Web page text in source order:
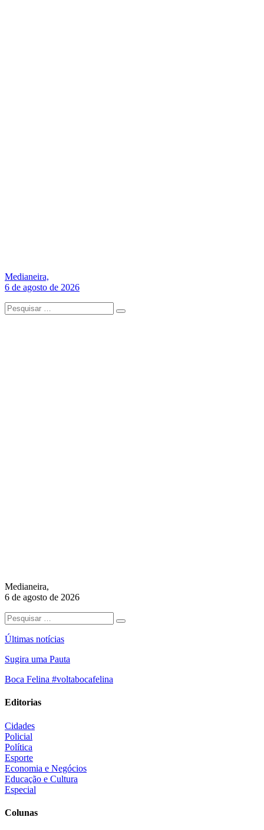
Medianeira,
6 de agosto de 2026
Medianeira,
6 de agosto de 2026
Últimas notícias
Sugira uma Pauta
Boca Felina #voltabocafelina
Editorias
Cidades
Policial
Política
Esporte
Economia e Negócios
Educação e Cultura
Especial
Colunas